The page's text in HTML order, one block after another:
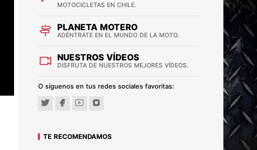
MOTOCICLETAS EN CHILE.
PLANETA MOTERO
ADÉNTRATE EN EL MUNDO DE LA MOTO.
NUESTROS VÍDEOS
DISFRUTA DE NUESTROS MEJORES VÍDEOS.
O síguenos en tus redes sociales favoritas:
TE RECOMENDAMOS